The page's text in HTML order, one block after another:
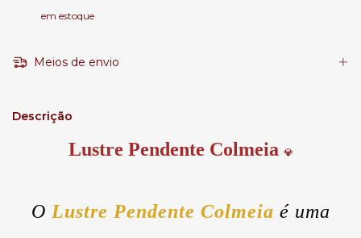
em estoque
Meios de envio
Descrição
Lustre Pendente Colmeia 💎
O Lustre Pendente Colmeia é uma